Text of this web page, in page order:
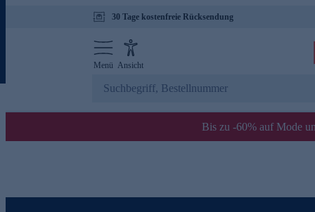
30 Tage kostenfreie Rücksendung
Menü Ansicht
Bis zu -60% auf Mode